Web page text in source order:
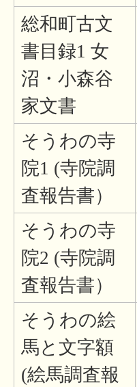
総和町古文
書目録1 女
沼・小森谷
家文書
そうわの寺
院1 (寺院調
査報告書）
そうわの寺
院2 (寺院調
査報告書）
そうわの絵
馬と文字額
(絵馬調査報